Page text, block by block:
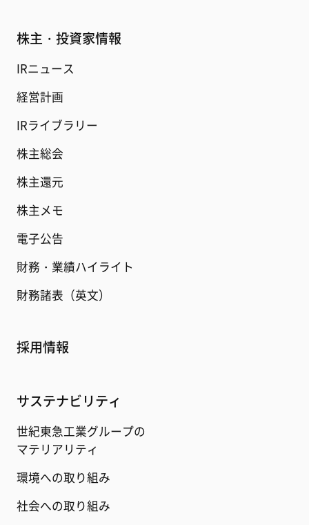
株主・投資家情報
IRニュース
経営計画
IRライブラリー
株主総会
株主還元
株主メモ
電子公告
財務・業績ハイライト
財務諸表（英文）
採用情報
サステナビリティ
世紀東急工業グループの
マテリアリティ
環境への取り組み
社会への取り組み